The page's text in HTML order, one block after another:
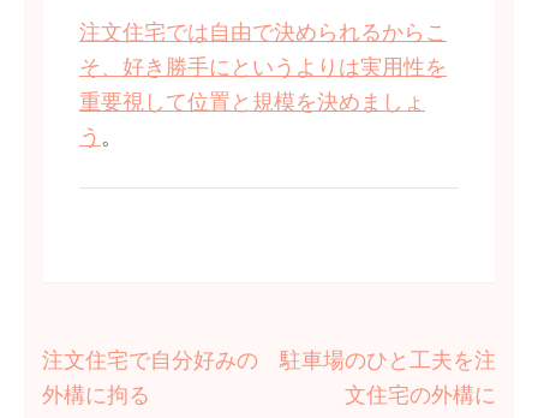
注文住宅では自由で決められるからこ
そ、好き勝手にというよりは実用性を
重要視して位置と規模を決めましょ
う 。
投
稿
注文住宅で自分好みの
外構に拘る
駐車場のひと工夫を注
文住宅の外構に